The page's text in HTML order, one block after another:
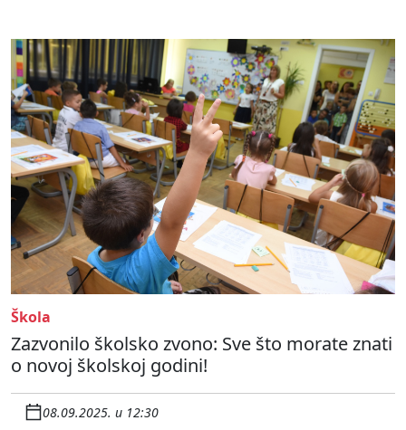
Škola
Zazvonilo školsko zvono: Sve što morate znati
o novoj školskoj godini!
08.09.2025. u 12:30